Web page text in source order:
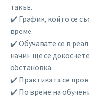
такъв.
✔️ График, който се
време.
✔️ Обучавате се в
начин ще се
обстановка.
✔️ Практиката се
✔️ По време на